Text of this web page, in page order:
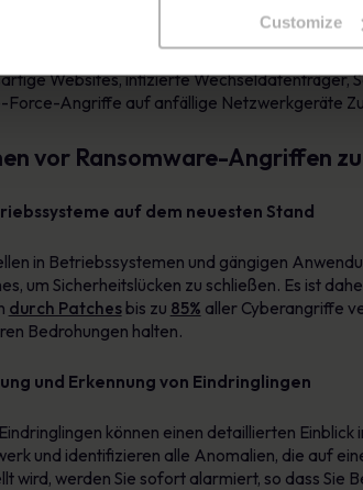
Customize
vor, von einer seriösen Quelle zu
beginnt, Dateien zu verschlüsseln.
Websites, infizierte
Force-Angriffe auf anfällige Netzwerkgeräte
vor Ransomware-Angriffen
auf dem neuesten Stand
in Betriebssystemen und gängigen
um Sicherheitslücken zu schließen. Es ist
durch Patchesbis zu 85% aller Cyberangriffe
Bedrohungen halten.
und Erkennung von Eindringlingen
können einen detaillierten
und identifizieren alle Anomalien, die auf
wird, werden Sie sofort alarmiert, so dass Sie